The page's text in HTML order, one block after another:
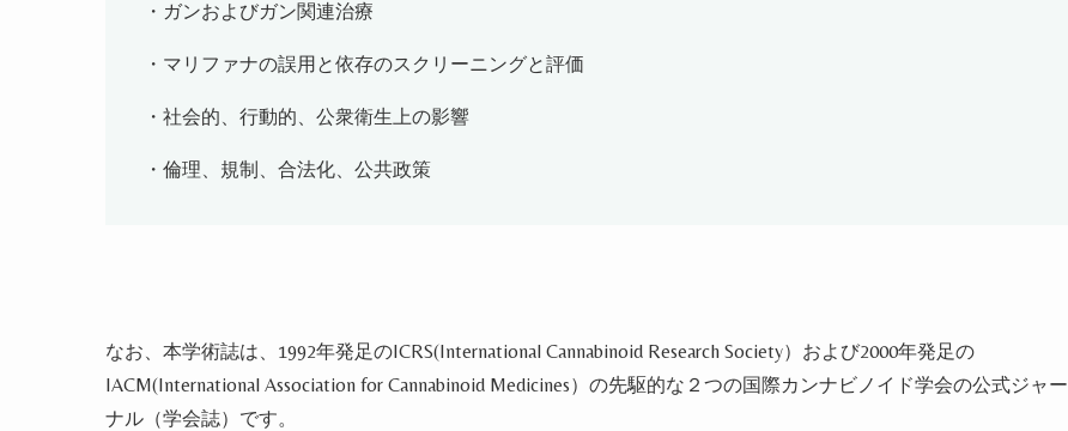
・ガンおよびガン関連治療
・マリファナの誤用と依存のスクリーニングと評価
・社会的、行動的、公衆衛生上の影響
・倫理、規制、合法化、公共政策
なお、本学術誌は、 1992年発足のICRS(International Cannabinoid Research Society）および2000年発足の
IACM(International Association for Cannabinoid Medicines）の先駆的な２つの国際カンナビノイド学会の公式ジャー
ナル（学会誌）です。